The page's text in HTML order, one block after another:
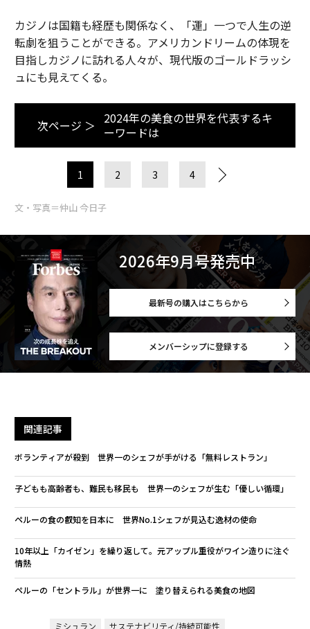
カジノは国籍も経歴も関係なく、「運」一つで人生の逆
転劇を狙うことができる。アメリカンドリームの体現を
目指しカジノに訪れる人々が、現代版のゴールドラッシ
ュにも見えてくる。
次ページ ＞
2024年の美食の世界を代表するキ
ーワードは
1 2 3 4
文・写真＝仲山 今日子
2026年9月号発売中
最新号の購入はこちらから
メンバーシップに登録する
関連記事
ボランティアが殺到 世界一のシェフが手がける「無料レストラン」
子どもも高齢者も、難民も移民も 世界一のシェフが生む「優しい循環」
ペルーの食の叡知を日本に 世界No.1シェフが見込む逸材の使命
10年以上「カイゼン」を繰り返して。元アップル重役がワイン造りに注ぐ
情熱
ペルーの「セントラル」が世界一に 塗り替えられる美食の地図
ミシュラン サステナビリティ/持続可能性